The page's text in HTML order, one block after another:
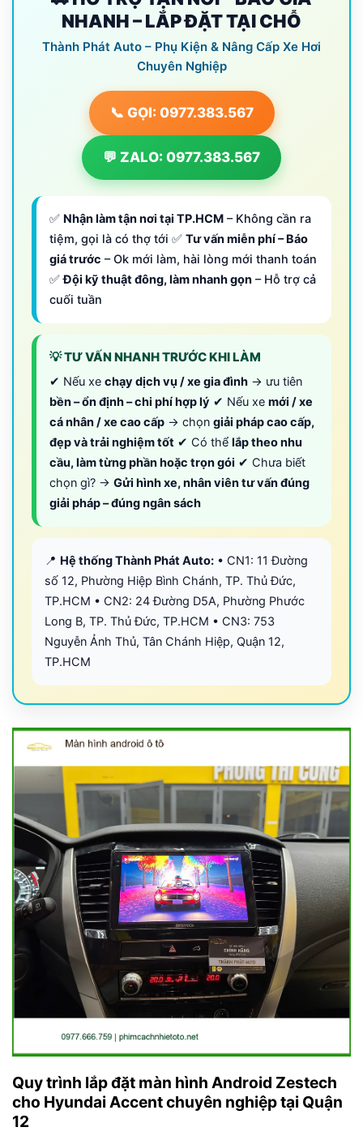
NHANH – LẮP ĐẶT TẠI CHỖ
Thành Phát Auto – Phụ Kiện & Nâng Cấp Xe Hơi
Chuyên Nghiệp
📞 GỌI: 0977.383.567
💬 ZALO: 0977.383.567
✅ Nhận làm tận nơi tại TP.HCM – Không cần ra
tiệm, gọi là có thợ tới ✅ Tư vấn miễn phí – Báo
giá trước – Ok mới làm, hài lòng mới thanh toán
✅Đội kỹ thuật đông, làm nhanh gọn – Hỗ trợ cả
cuối tuần
💡 TƯ VẤN NHANH TRƯỚC KHI LÀM
✔ Nếu xe chạy dịch vụ / xe gia đình → ưu tiên
bền – ổn định – chi phí hợp lý ✔ Nếu xe mới / xe
cá nhân / xe cao cấp → chọn giải pháp cao cấp,
đẹp và trải nghiệm tốt ✔ Có thể lắp theo nhu
cầu, làm từng phần hoặc trọn gói ✔ Chưa biết
chọn gì? → Gửi hình xe, nhân viên tư vấn đúng
giải pháp – đúng ngân sách
📍 Hệ thống Thành Phát Auto: • CN1: 11 Đường
số 12, Phường Hiệp Bình Chánh, TP. Thủ Đức,
TP.HCM • CN2: 24 Đường D5A, Phường Phước
Long B, TP. Thủ Đức, TP.HCM • CN3: 753
Nguyễn Ảnh Thủ, Tân Chánh Hiệp, Quận 12,
TP.HCM
Quy trình lắp đặt màn hình Android Zestech
cho Hyundai Accent chuyên nghiệp tại Quận
12